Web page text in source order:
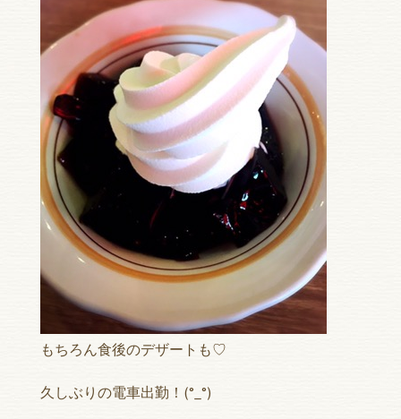
もちろん食後のデザートも♡
久しぶりの電車出勤！(°_°)